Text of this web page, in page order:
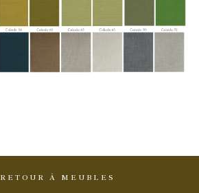
RETOUR À MEUBLES